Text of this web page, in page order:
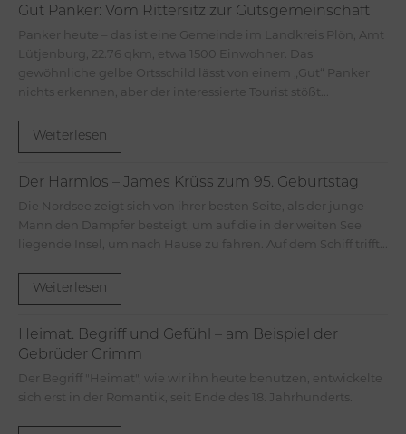
Gut Panker: Vom Rittersitz zur Gutsgemeinschaft
Panker heute – das ist eine Gemeinde im Landkreis Plön, Amt
Lütjenburg, 22.76 qkm, etwa 1500 Einwohner. Das
gewöhnliche gelbe Ortsschild lässt von einem „Gut“ Panker
nichts erkennen, aber der interessierte Tourist stößt...
Weiterlesen
Der Harmlos – James Krüss zum 95. Geburtstag
Die Nordsee zeigt sich von ihrer besten Seite, als der junge
Mann den Dampfer besteigt, um auf die in der weiten See
liegende Insel, um nach Hause zu fahren. Auf dem Schiff trifft...
Weiterlesen
Heimat. Begriff und Gefühl – am Beispiel der
Gebrüder Grimm
Der Begriff "Heimat", wie wir ihn heute benutzen, entwickelte
sich erst in der Romantik, seit Ende des 18. Jahrhunderts.